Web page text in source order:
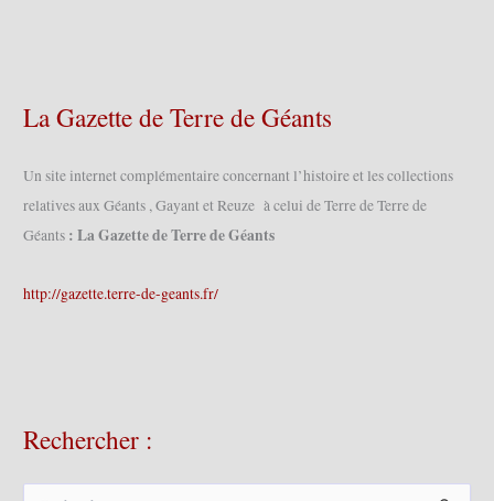
La Gazette de Terre de Géants
Un site internet complémentaire concernant l’histoire et les collections
relatives aux Géants , Gayant et Reuze à celui de Terre de Terre de
Géants : La Gazette de Terre de Géants
http://gazette.terre-de-geants.fr/
Rechercher :